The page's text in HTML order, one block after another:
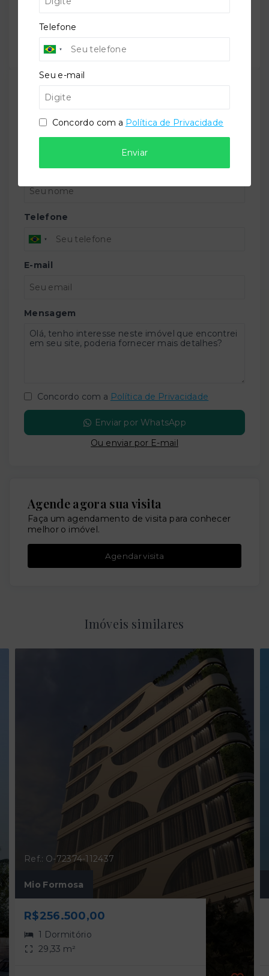
Compartilhar
TORQUATO - Corretor de Imóveis
CRECI -42643f
(47) 9 9147-9687
Nome
Telefone
E-mail
Mensagem
Concordo com a Política de Privacidade
Enviar por WhatsApp
Ou enviar por E-mail
Agende agora sua visita
Faça um agendamento de visita para conhecer
melhor o imóvel.
Agendar visita
Imóveis similares
Ref.: O-72374-112437
Mio Formosa
R$256.500,00
1 Dormitório
29,33 m²
Telefone
Seu e-mail
Concordo com a Política de Privacidade
Enviar